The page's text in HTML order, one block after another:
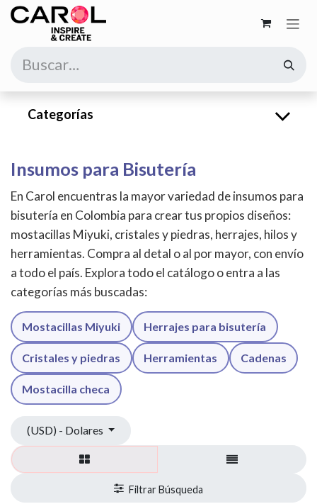
Ir al contenido
Categorías
Insumos para Bisutería
En Carol encuentras la mayor variedad de insumos para
bisutería en Colombia para crear tus propios diseños:
mostacillas Miyuki, cristales y piedras, herrajes, hilos y
herramientas. Compra al detal o al por mayor, con envío
a todo el país. Explora todo el catálogo o entra a las
categorías más buscadas:
Mostacillas Miyuki Herrajes para bisutería
Cristales y piedras Herramientas Cadenas
Mostacilla checa
(USD) - Dolares